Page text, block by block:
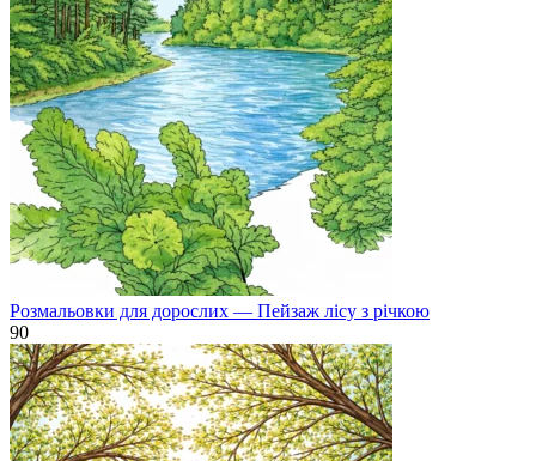
Розмальовки для дорослих — Пейзаж лісу з річкою
90